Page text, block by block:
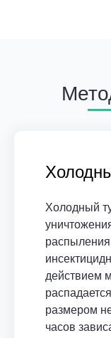
Холодный
распыления
действием
размером
часов